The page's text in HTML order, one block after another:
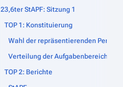
23,6ter StAPF: Sitzung 1
TOP 1: Konstituierung
Wahl der repräsentierenden Person
Verteilung der Aufgabenbereiche
TOP 2: Berichte